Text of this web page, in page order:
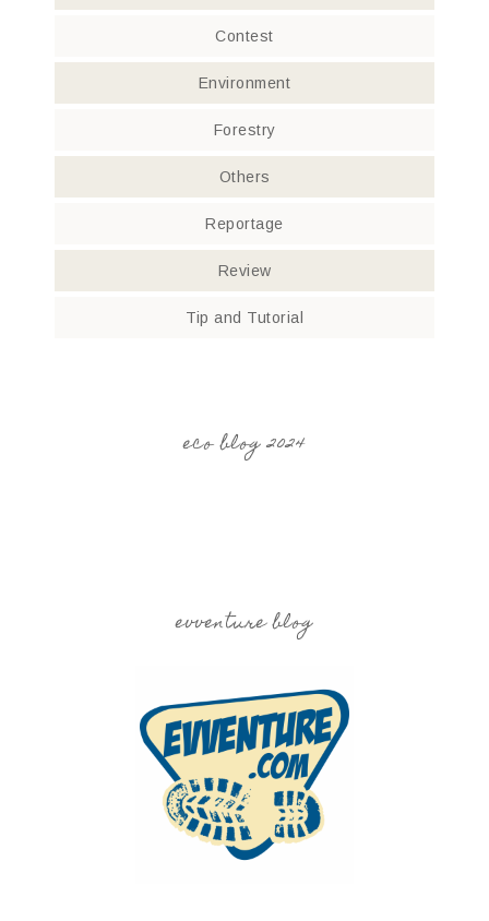
Contest
Environment
Forestry
Others
Reportage
Review
Tip and Tutorial
eco blog 2024
evventure blog